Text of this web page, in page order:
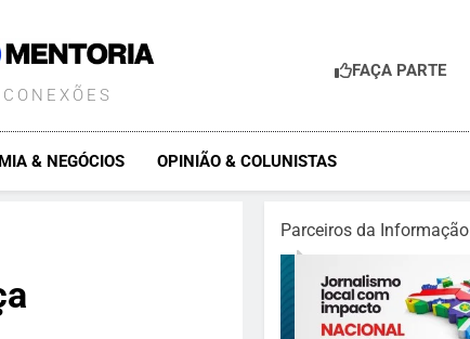
FAÇA PARTE
& NEGÓCIOS OPINIÃO & COLUNISTAS
Parceiros da Informação